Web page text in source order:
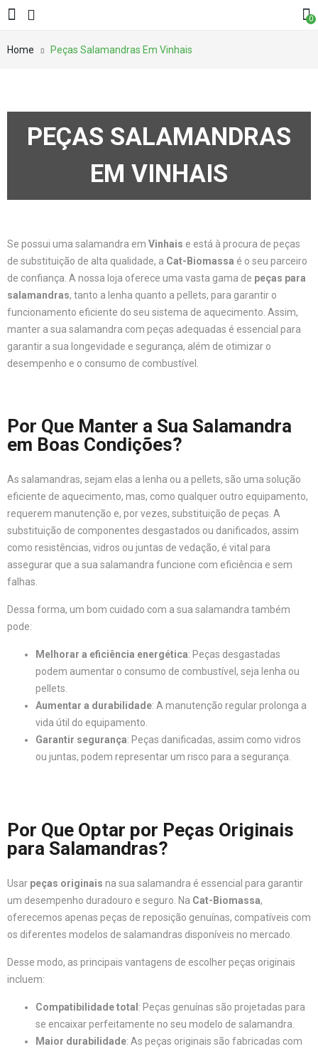
0
Home Peças Salamandras Em Vinhais
PEÇAS SALAMANDRAS
EM VINHAIS
Se possui uma salamandra em Vinhais e está à procura de peças
de substituição de alta qualidade, a Cat-Biomassa é o seu parceiro
de confiança. A nossa loja oferece uma vasta gama de peças para
salamandras, tanto a lenha quanto a pellets, para garantir o
funcionamento eficiente do seu sistema de aquecimento. Assim,
manter a sua salamandra com peças adequadas é essencial para
garantir a sua longevidade e segurança, além de otimizar o
desempenho e o consumo de combustível.
Por Que Manter a Sua Salamandra
em Boas Condições?
As salamandras, sejam elas a lenha ou a pellets, são uma solução
eficiente de aquecimento, mas, como qualquer outro equipamento,
requerem manutenção e, por vezes, substituição de peças. A
substituição de componentes desgastados ou danificados, assim
como resistências, vidros ou juntas de vedação, é vital para
assegurar que a sua salamandra funcione com eficiência e sem
falhas.
Dessa forma, um bom cuidado com a sua salamandra também
pode:
Melhorar a eficiência energética: Peças desgastadas
podem aumentar o consumo de combustível, seja lenha ou
pellets.
Aumentar a durabilidade: A manutenção regular prolonga a
vida útil do equipamento.
Garantir segurança: Peças danificadas, assim como vidros
ou juntas, podem representar um risco para a segurança.
Por Que Optar por Peças Originais
para Salamandras?
Usar peças originais na sua salamandra é essencial para garantir
um desempenho duradouro e seguro. Na Cat-Biomassa,
oferecemos apenas peças de reposição genuínas, compatíveis com
os diferentes modelos de salamandras disponíveis no mercado.
Desse modo, as principais vantagens de escolher peças originais
incluem:
Compatibilidade total : Peças genuínas são projetadas para
se encaixar perfeitamente no seu modelo de salamandra.
Maior durabilidade: As peças originais são fabricadas com